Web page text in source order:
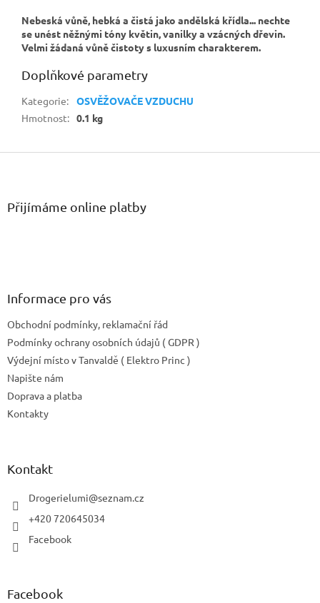
Nebeská vůně, hebká a čistá jako andělská křídla... nechte
se unést něžnými tóny květin, vanilky a vzácných dřevin.
Velmi žádaná vůně čistoty s luxusním charakterem.
Doplňkové parametry
Kategorie:
OSVĚŽOVAČE VZDUCHU
Hmotnost: 0.1 kg
Z
Přijímáme online platby
Informace pro vás
Obchodní podmínky, reklamační řád
Podmínky ochrany osobních údajů ( GDPR )
Výdejní místo v Tanvaldě ( Elektro Princ )
Napište nám
Doprava a platba
Kontakty
Kontakt
Drogerielumi@seznam.cz
+420 720645034
Facebook
Facebook